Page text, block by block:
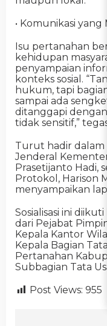
• Komunikasi
Isu pertanahan
kehidupan
penyampaian
konteks sosial.
hukum, tapi
sampai ada
ditanggapi
tidak sensitif,”
Turut hadir dalam
Jenderal
Prasetijanto Hadi,
Protokol, Harison
menyampaikan
Sosialisasi ini
dari Pejabat
Kepala Kantor
Kepala Bagian
Pertanahan
Subbagian Tata
Post Views: 955